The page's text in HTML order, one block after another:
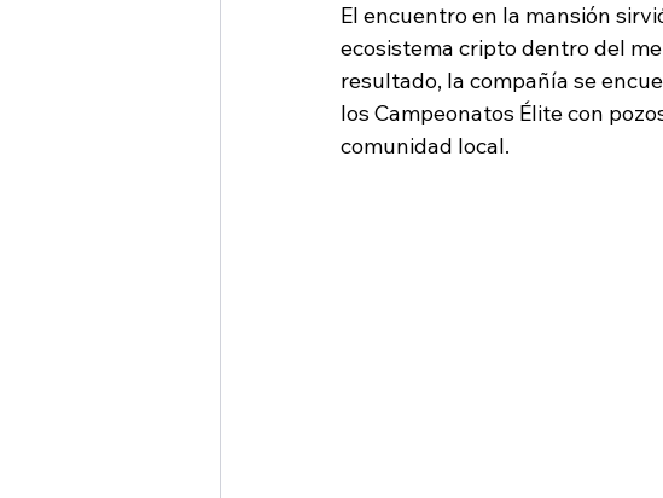
El encuentro en la mansión
ecosistema cripto dentro del
resultado, la compañía se
los Campeonatos Élite con
comunidad local.